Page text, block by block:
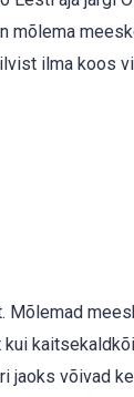
ilma koos
võivad